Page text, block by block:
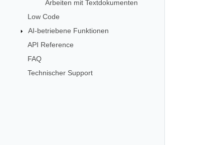
Arbeiten mit Textdokumenten
Low Code
AI-betriebene Funktionen
API Reference
FAQ
Technischer Support